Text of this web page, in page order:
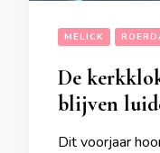
MELICK
De
blijven
Dit voorjaar